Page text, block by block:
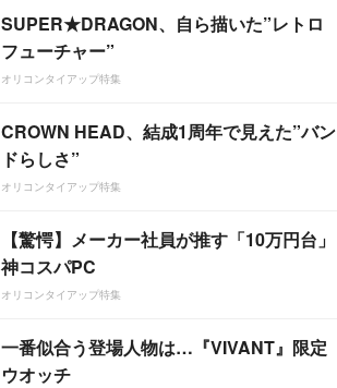
SUPER★DRAGON、自ら描いた”レトロ
フューチャー”
オリコンタイアップ特集
CROWN HEAD、結成1周年で見えた”バン
ドらしさ”
オリコンタイアップ特集
【驚愕】メーカー社員が推す「10万円台」
神コスパPC
オリコンタイアップ特集
一番似合う登場人物は…『VIVANT』限定
ウオッチ